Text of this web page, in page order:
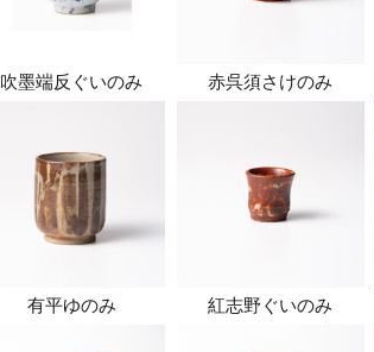
吹墨端反ぐいのみ 赤呉須さけのみ
有平ゆのみ 紅志野ぐいのみ